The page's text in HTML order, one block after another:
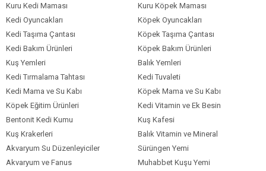
Kuru Kedi Maması
Kuru Köpek Maması
Kedi Oyuncakları
Köpek Oyuncakları
Kedi Taşıma Çantası
Köpek Taşıma Çantası
Kedi Bakım Ürünleri
Köpek Bakım Ürünleri
Kuş Yemleri
Balık Yemleri
Kedi Tırmalama Tahtası
Kedi Tuvaleti
Kedi Mama ve Su Kabı
Köpek Mama ve Su Kabı
Köpek Eğitim Ürünleri
Kedi Vitamin ve Ek Besin
Bentonit Kedi Kumu
Kuş Kafesi
Kuş Krakerleri
Balık Vitamin ve Mineral
Akvaryum Su Düzenleyiciler
Sürüngen Yemi
Akvaryum ve Fanus
Muhabbet Kuşu Yemi